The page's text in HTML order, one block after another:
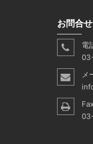
お問合せ
電
メ